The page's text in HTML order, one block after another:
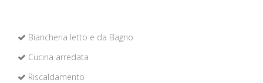
Biancheria letto e da Bagno
Cucina arredata
Riscaldamento